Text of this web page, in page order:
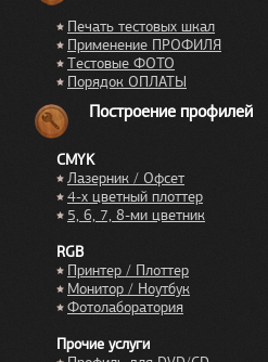
Печать тестовых шкал
Применение ПРОФИЛЯ
Тестовые ФОТО
Порядок ОПЛАТЫ
Построение профилей
CMYK
Лазерник / Офсет
4-х цветный плоттер
5, 6, 7, 8-ми цветник
RGB
Принтер / Плоттер
Монитор / Ноутбук
Фотолаборатория
Прочие услуги